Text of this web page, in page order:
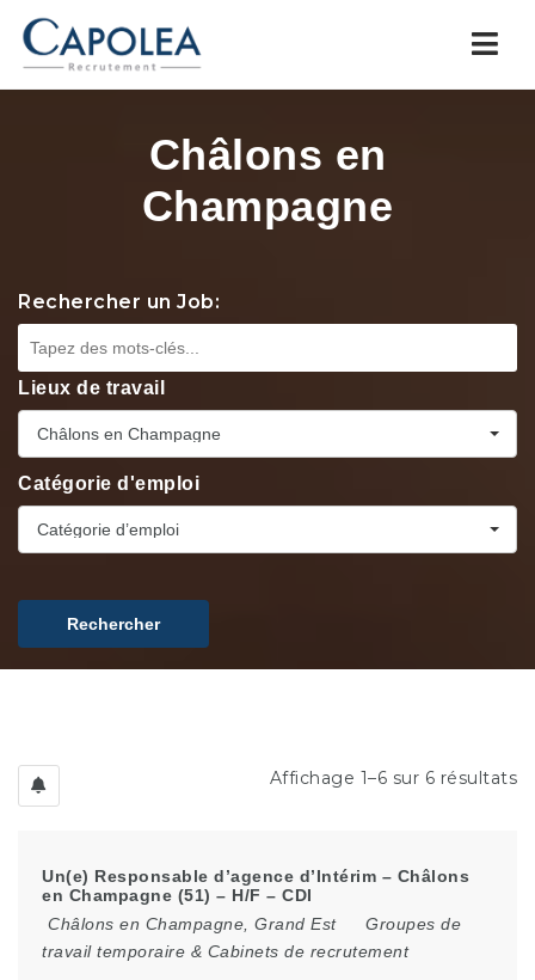
Châlons en
Champagne
Rechercher un Job:
Lieux de travail
Châlons en Champagne
Catégorie d'emploi
Catégorie d’emploi
Rechercher
Affichage 1–6 sur 6 résultats
Un(e) Responsable d’agence d’Intérim – Châlons
en Champagne (51) – H/F – CDI
Châlons en Champagne Grand Est
Groupes de
travail temporaire & Cabinets de recrutement